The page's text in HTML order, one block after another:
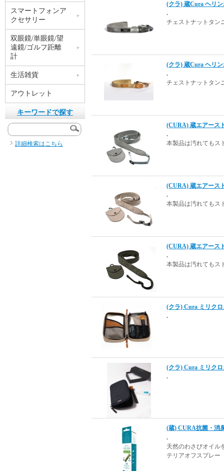
(クラ) 蔵Cura ヘリ
.
チェストナットタン
(クラ) 蔵Cura ヘリ
.
チェストナットタン
(CURA) 蔵エアース
.
本製品は汚れてもス
(CURA) 蔵エアース
.
本製品は汚れてもス
(CURA) 蔵エアース
.
本製品は汚れてもス
(クラ) Cura ミリク
.
(クラ) Cura ミリク
.
(蔵) CURA抗菌・消
.
天然のわさびオイル
テリアオフスプレー
スマートフォンア
クセサリー
双眼鏡/単眼鏡/望
遠鏡/ゴルフ距離
計
生活雑貨
アウトレット
キーワードで探す
詳細検索はこちら